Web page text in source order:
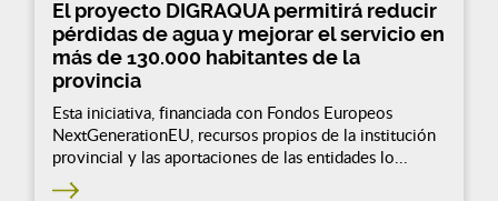
El proyecto DIGRAQUA permitirá reducir
pérdidas de agua y mejorar el servicio en
más de 130.000 habitantes de la
provincia
Esta iniciativa, financiada con Fondos Europeos
NextGenerationEU, recursos propios de la institución
provincial y las aportaciones de las entidades lo...